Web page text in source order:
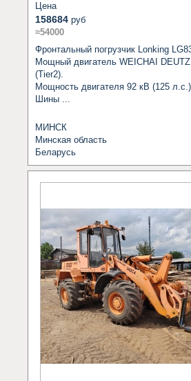
Цена
158684 руб
≈54000
Фронтальный погрузчик Lonking
Мощный двигатель WEICHAI
(Tier2).
Мощность двигателя 92 кВ (125 л.с.).
Шины ...
МИНСК
Минская область
Беларусь